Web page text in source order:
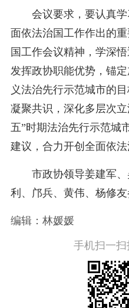
会议要求，要认真
面依法治国工作作出的
国工作会议精神，学深
发挥政协职能优势，锚
义法治先行示范城市的
凝聚共识，深化多层次
五”时期法治先行示范城
建议，合力开创全面依法
市政协领导姜建军
利、邝兵、黄伟、杨修友
编辑：林媛媛
手机扫一